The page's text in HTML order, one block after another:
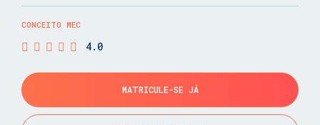
CONCEITO MEC
4.0
MATRICULE-SE JÁ